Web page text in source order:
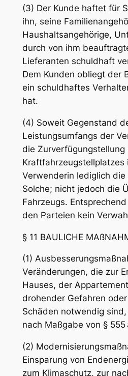
(3) Der Kunde haftet für
ihn, seine
Haushaltsangehörige,
durch von ihm
Lieferanten schuldhaft
Dem Kunden obliegt der
ein schuldhaftes
hat.
(4) Soweit Gegenstand
Leistungsumfangs der
die Zurverfügungstellung
Verwenderin lediglich
Solche; nicht jedoch die
Fahrzeugs.
den Parteien kein
§ 11 BAULICHE
(1)
Veränderungen, die zur
Hauses, der
drohender Gefahren
Schäden notwendig
nach Maßgabe von § 555
(2)
Einsparung von
zum Klimaschutz, zur